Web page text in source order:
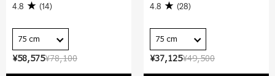
¥78,100
¥58,575
4.8 (14)
75 cm
¥49,500
¥37,125
4.8 (28)
75 cm